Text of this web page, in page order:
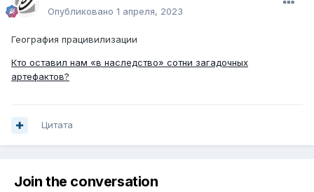
Опубликовано 1 апреля, 2023
География працивилизации
Кто оставил нам «в наследство» сотни загадочных
артефактов?
Цитата
Join the conversation